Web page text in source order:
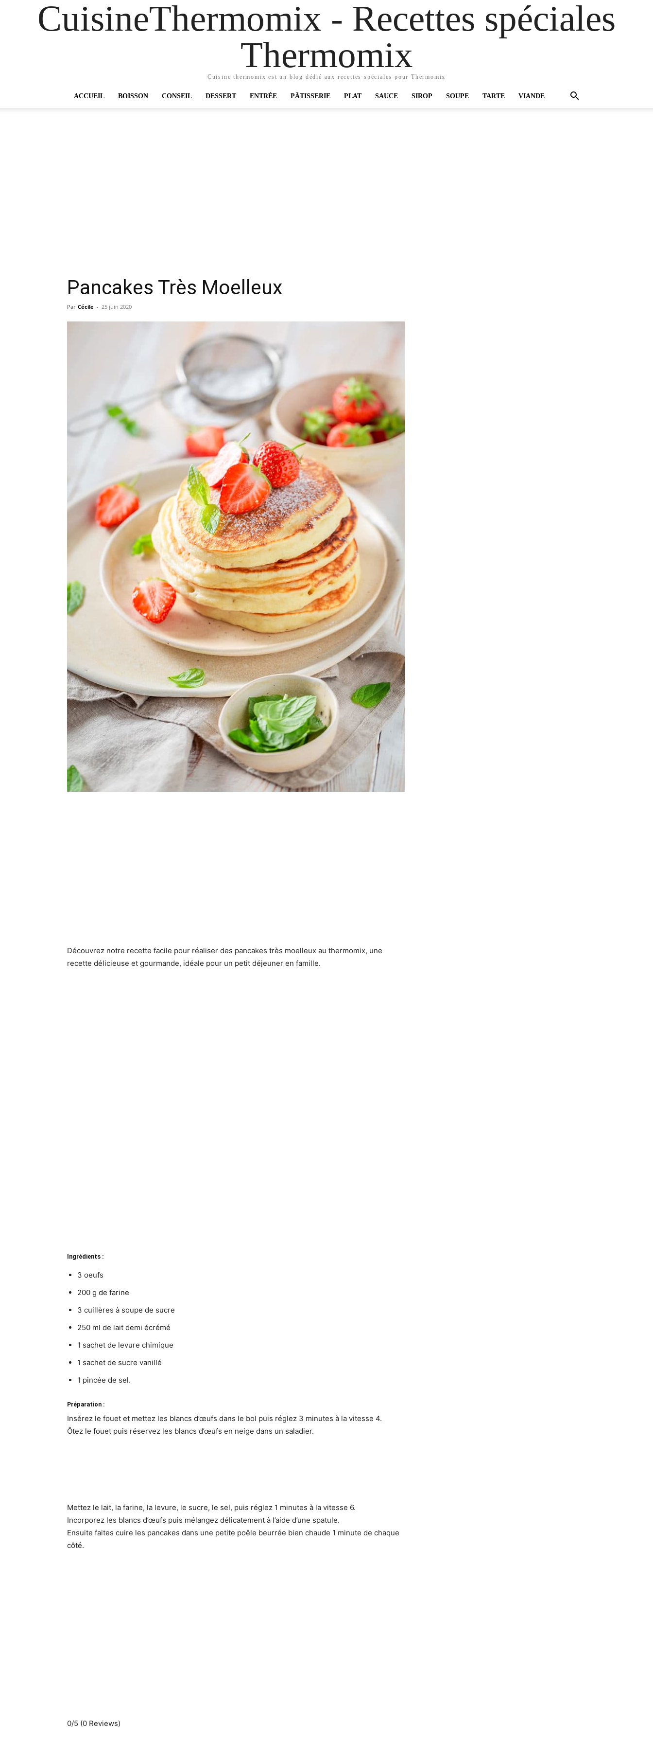
CuisineThermomix - Recettes spéciales
Thermomix
Cuisine thermomix est un blog dédié aux recettes spéciales pour Thermomix
ACCUEIL BOISSON CONSEIL DESSERT ENTRÉE PÂTISSERIE PLAT SAUCE SIROP SOUPE TARTE VIANDE
Pancakes Très Moelleux
Par Cécile - 25 juin 2020
Découvrez notre recette facile pour réaliser des pancakes très moelleux au thermomix, une
recette délicieuse et gourmande, idéale pour un petit déjeuner en famille.
Ingrédients :
3 oeufs
200 g de farine
3 cuillères à soupe de sucre
250 ml de lait demi écrémé
1 sachet de levure chimique
1 sachet de sucre vanillé
1 pincée de sel.
Préparation :
Insérez le fouet et mettez les blancs d’œufs dans le bol puis réglez 3 minutes à la vitesse 4.
Ôtez le fouet puis réservez les blancs d’œufs en neige dans un saladier.
Mettez le lait, la farine, la levure, le sucre, le sel, puis réglez 1 minutes à la vitesse 6.
Incorporez les blancs d’œufs puis mélangez délicatement à l’aide d’une spatule.
Ensuite faites cuire les pancakes dans une petite poêle beurrée bien chaude 1 minute de chaque
côté.
0/5 (0 Reviews)